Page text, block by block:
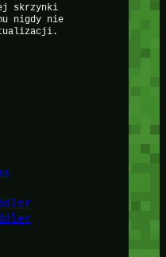
skrzynki
nigdy nie